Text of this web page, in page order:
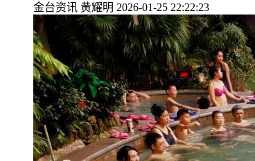
金台资讯 黄耀明 2026-01-25 22:22:23